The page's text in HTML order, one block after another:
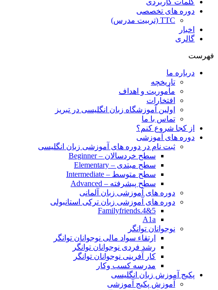
کلمات کاربردی
دوره های تخصصی
TTC (تربیت مدرس)
اخبار
گالری
فهرست
درباره ما
تاریخچه
مأموریت و اهداف
افتخارات
اولین آموزشگاه زبان انگلیسی در تبریز
تماس با ما
از کجا شروع کنم؟
دوره های آموزشی
ثبت نام در دوره های آموزشی زبان انگلیسی
سطح خردسالان – Beginner
سطح مبتدی – Elementary
سطح متوسط – Intermediate
سطح پیشرفته – Advanced
دوره های آموزشی زبان آلمانی
دوره های آموزشی زبان ترکی استانبولی
Familyfriends.4&5
A1a
نوجوانان توانگر
ارتقاء سواد مالی نوجوانان توانگر
رشد فردی نوجوانان توانگر
کار آفرینی نوجوانان توانگر
مدرسه کسب وکار
پکیج آموزش زبان انگلیسی
آموزش پکیج آموزشی